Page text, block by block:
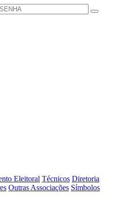
Eleitoral Técnicos Diretoria
Outras Associações Símbolos